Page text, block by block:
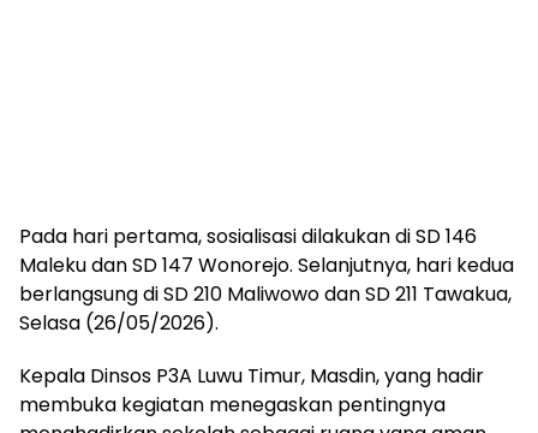
Pada hari pertama, sosialisasi dilakukan di SD 146
Maleku dan SD 147 Wonorejo. Selanjutnya, hari kedua
berlangsung di SD 210 Maliwowo dan SD 211 Tawakua,
Selasa (26/05/2026).
Kepala Dinsos P3A Luwu Timur, Masdin, yang hadir
membuka kegiatan menegaskan pentingnya